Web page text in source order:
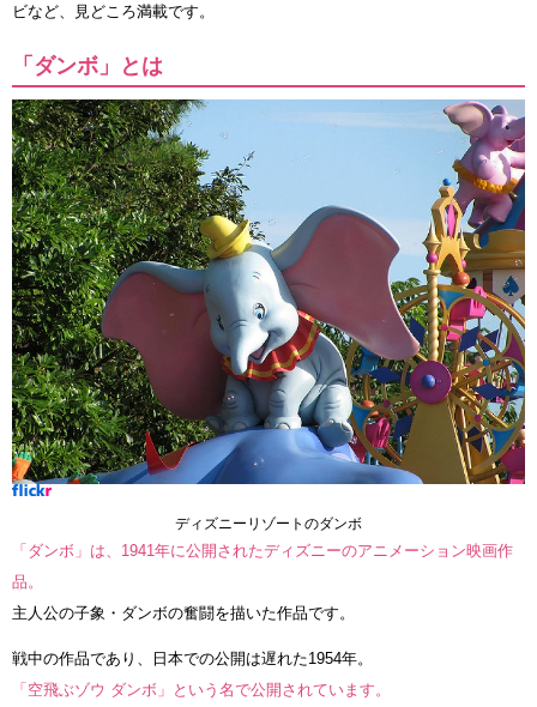
ビなど、見どころ満載です。
「ダンボ」とは
ディズニーリゾートのダンボ
「ダンボ」は、1941年に公開されたディズニーのアニメーション映画作
品。
主人公の子象・ダンボの奮闘を描いた作品です。
戦中の作品であり、日本での公開は遅れた1954年。
「空飛ぶゾウ ダンボ」という名で公開されています。